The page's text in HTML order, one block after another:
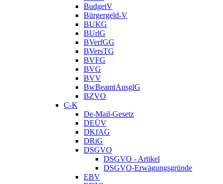
BudgetV
Bürgergeld-V
BUKG
BUrlG
BVerfGG
BVersTG
BVFG
BVG
BVV
BwBeamtAusglG
BZVO
C-K
De-Mail-Gesetz
DEÜV
DKfAG
DRiG
DSGVO
DSGVO - Artikel
DSGVO-Erwägungsgründe
EBV